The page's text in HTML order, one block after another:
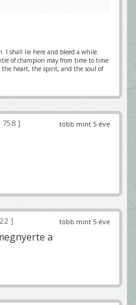
I shall lie here and bleed a while.
of champion may from time to time
heart, the spirit, and the soul of
több mint 5 éve
758
több mint 5 éve
a